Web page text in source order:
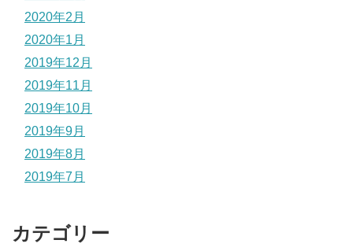
2020年2月
2020年1月
2019年12月
2019年11月
2019年10月
2019年9月
2019年8月
2019年7月
カテゴリー